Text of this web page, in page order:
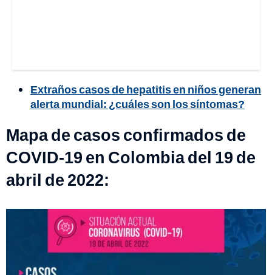
Extraños casos de hepatitis en niños generan
alerta mundial: ¿cuáles son los síntomas?
Mapa de casos confirmados de
COVID-19 en Colombia del 19 de
abril de 2022: